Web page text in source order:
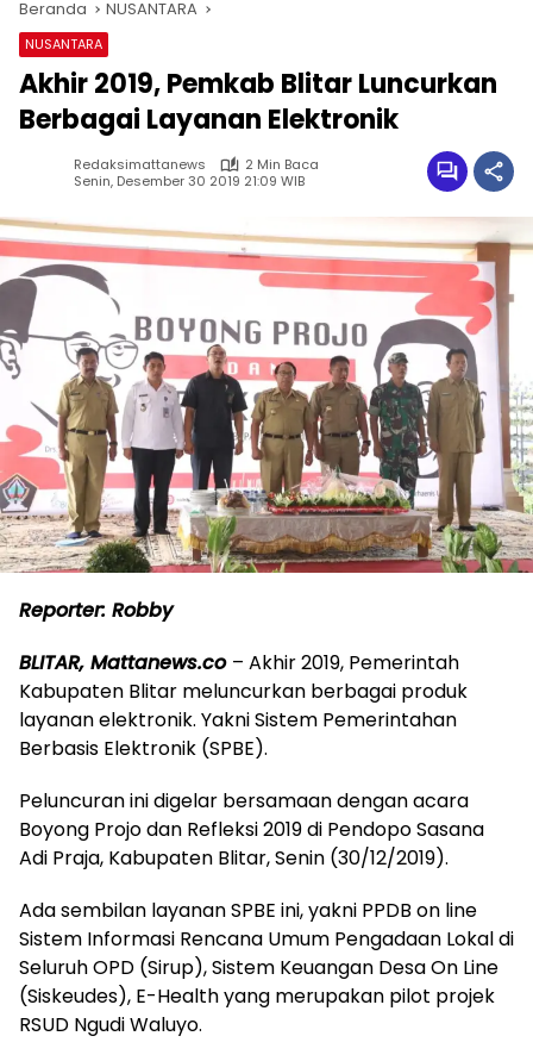
Beranda NUSANTARA
NUSANTARA
Akhir 2019, Pemkab Blitar Luncurkan
Berbagai Layanan Elektronik
Redaksimattanews
2 Min Baca
Senin, Desember 30 2019 21:09 WIB
Reporter: Robby
BLITAR, Mattanews.co – Akhir 2019, Pemerintah
Kabupaten Blitar meluncurkan berbagai produk
layanan elektronik. Yakni Sistem Pemerintahan
Berbasis Elektronik (SPBE).
Peluncuran ini digelar bersamaan dengan acara
Boyong Projo dan Refleksi 2019 di Pendopo Sasana
Adi Praja, Kabupaten Blitar, Senin (30/12/2019).
Ada sembilan layanan SPBE ini, yakni PPDB on line
Sistem Informasi Rencana Umum Pengadaan Lokal di
Seluruh OPD (Sirup), Sistem Keuangan Desa On Line
(Siskeudes), E-Health yang merupakan pilot projek
RSUD Ngudi Waluyo.